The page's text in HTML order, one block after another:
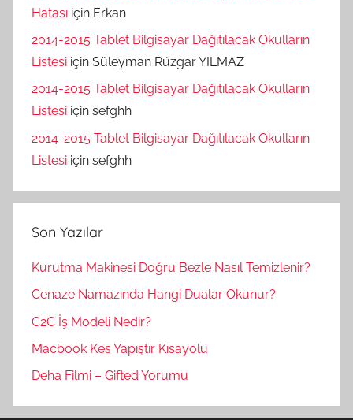
Hatası için Erkan
2014-2015 Tablet Bilgisayar Dağıtılacak Okulların
Listesi için Süleyman Rüzgar YILMAZ
2014-2015 Tablet Bilgisayar Dağıtılacak Okulların
Listesi için sefghh
2014-2015 Tablet Bilgisayar Dağıtılacak Okulların
Listesi için sefghh
Son Yazılar
Kurutma Makinesi Doğru Bezle Nasıl Temizlenir?
Cenaze Namazında Hangi Dualar Okunur?
C2C İş Modeli Nedir?
Macbook Kes Yapıştır Kısayolu
Deha Filmi – Gifted Yorumu